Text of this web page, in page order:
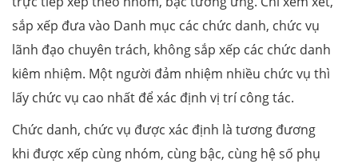
sắp xếp đưa vào Danh mục các chức danh, chức vụ
lãnh đạo chuyên trách, không sắp xếp các chức danh
kiêm nhiệm. Một người đảm nhiệm nhiều chức vụ thì
lấy chức vụ cao nhất để xác định vị trí công tác.
Chức danh, chức vụ được xác định là tương đương
khi được xếp cùng nhóm, cùng bậc, cùng hệ số phụ